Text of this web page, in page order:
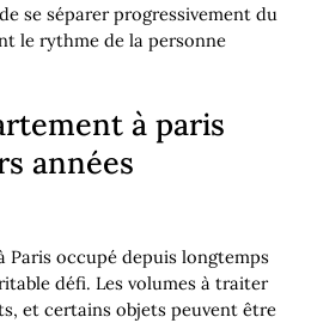
se séparer progressivement du
le rythme de la personne
à paris
années
Paris occupé depuis longtemps
défi. Les volumes à traiter
et certains objets peuvent être